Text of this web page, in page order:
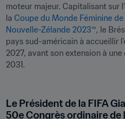
moteur majeur. Capitalisant sur
la Coupe du Monde Féminine de
Nouvelle-Zélande 2023™, le
pays sud-américain à accueillir
2027, avant son extension à
2031.
Le Président de la FIFA
50e Congrès ordinaire de